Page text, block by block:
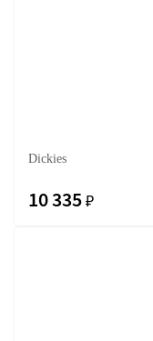
Dickies
10 335 ₽